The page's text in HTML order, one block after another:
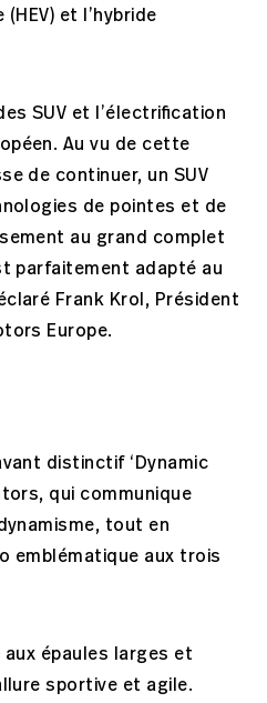
et l’hybride
SUV et l’électrification
Au vu de cette
de continuer, un SUV
de pointes et de
au grand complet
parfaitement adapté au
Frank Krol, Président
Europe.
distinctif ‘Dynamic
qui communique
tout en
emblématique aux trois
épaules larges et
sportive et agile.